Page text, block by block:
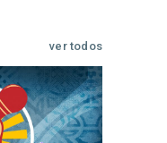
ver todos